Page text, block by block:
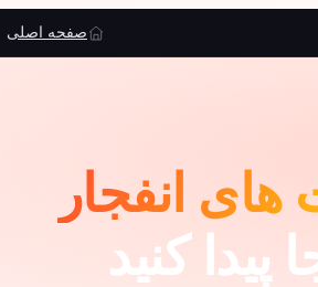
صفحه اصلی
انفجار
پیدا کنید